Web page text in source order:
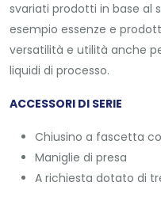
svariati prodotti in base al
esempio essenze e
versatilità e utilità anche
liquidi di processo.
ACCESSORI DI SERIE
Chiusino a fascetta
Maniglie di presa
A richiesta dotato di